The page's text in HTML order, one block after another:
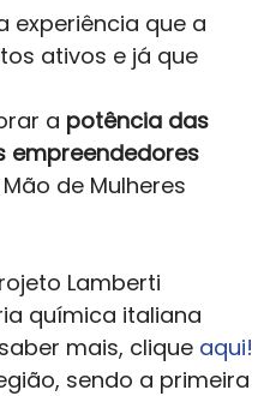
experiência que a
ativos e já que
a potência das
empreendedores
de Mulheres
Lamberti
química italiana
mais, clique aqui!
sendo a primeira